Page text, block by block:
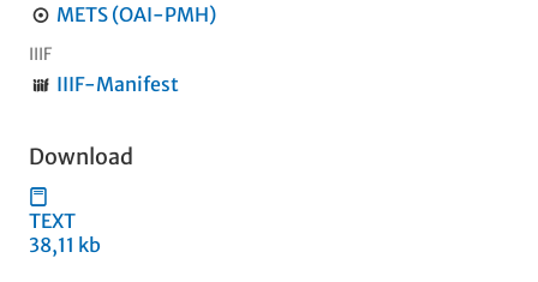
METS (OAI-PMH)
IIIF
IIIF-Manifest
Download
TEXT
38,11 kb